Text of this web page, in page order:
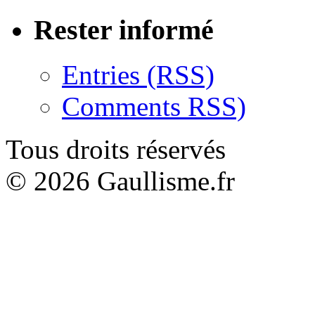
Rester informé
Entries (RSS)
Comments RSS)
Tous droits réservés
© 2026 Gaullisme.fr